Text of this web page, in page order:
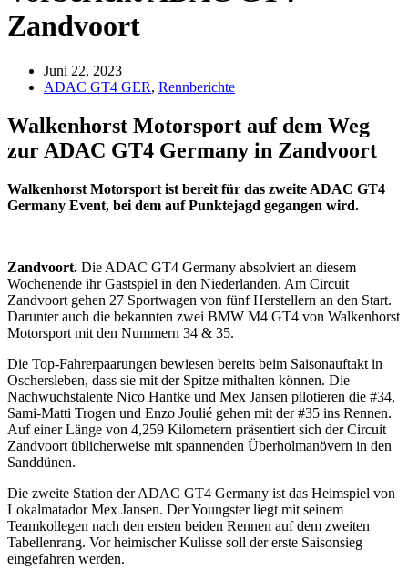
Zandvoort
Juni 22, 2023
ADAC GT4 GER, Rennberichte
Walkenhorst Motorsport auf dem Weg
zur ADAC GT4 Germany in Zandvoort
Walkenhorst Motorsport ist bereit für das zweite ADAC GT4
Germany Event, bei dem auf Punktejagd gegangen wird.
Zandvoort. Die ADAC GT4 Germany absolviert an diesem
Wochenende ihr Gastspiel in den Niederlanden. Am Circuit
Zandvoort gehen 27 Sportwagen von fünf Herstellern an den Start.
Darunter auch die bekannten zwei BMW M4 GT4 von Walkenhorst
Motorsport mit den Nummern 34 & 35.
Die Top-Fahrerpaarungen bewiesen bereits beim Saisonauftakt in
Oschersleben, dass sie mit der Spitze mithalten können. Die
Nachwuchstalente Nico Hantke und Mex Jansen pilotieren die #34,
Sami-Matti Trogen und Enzo Joulié gehen mit der #35 ins Rennen.
Auf einer Länge von 4,259 Kilometern präsentiert sich der Circuit
Zandvoort üblicherweise mit spannenden Überholmanövern in den
Sanddünen.
Die zweite Station der ADAC GT4 Germany ist das Heimspiel von
Lokalmatador Mex Jansen. Der Youngster liegt mit seinem
Teamkollegen nach den ersten beiden Rennen auf dem zweiten
Tabellenrang. Vor heimischer Kulisse soll der erste Saisonsieg
eingefahren werden.